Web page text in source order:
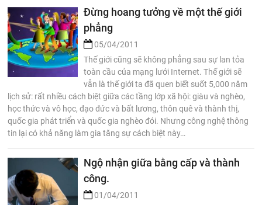
Đừng hoang tưởng về một thế giới
phẳng
05/04/2011
Thế giới cũng sẽ không phẳng sau sự lan tỏa
toàn cầu của mạng lưới Internet. Thế giới sẽ
vẫn là thế giới ta đã quen biết suốt 5,000 năm
lịch sử: rất nhiều cách biệt giữa các tầng lớp xã hội: giàu và nghèo,
học thức và vô học, đạo đức và bất lương, thôn quê và thành thị,
quốc gia phát triển và quốc gia nghèo đói. Nhưng công nghệ thông
tin lại có khả năng làm gia tăng sự cách biệt này…
Ngộ nhận giữa bằng cấp và thành
công.
01/04/2011